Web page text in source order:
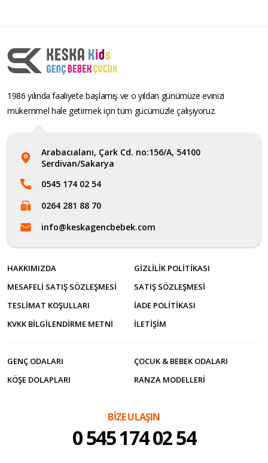
1986 yılında faaliyete başlamış ve o yıldan günümüze evinizi
mükemmel hale getirmek için tüm gücümüzle çalışıyoruz.
Arabacıalanı, Çark Cd. no:156/A, 54100
Serdivan/Sakarya
0545 174 02 54
0264 281 88 70
info@keskagencbebek.com
HAKKIMIZDA
GIZLILIK POLITIKASI
MESAFELI SATIŞ SÖZLEŞMESI
SATIŞ SÖZLEŞMESI
TESLIMAT KOŞULLARI
İADE POLITIKASI
KVKK BILGILENDIRME METNI
İLETİŞİM
GENÇ ODALARI
ÇOCUK & BEBEK ODALARI
KÖŞE DOLAPLARI
RANZA MODELLERI
BİZE ULAŞIN
0 545 174 02 54